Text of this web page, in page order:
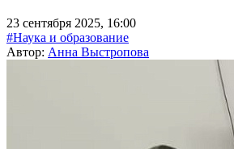
23 сентября 2025, 16:00
#Наука и образование
Автор: Анна Выстропова